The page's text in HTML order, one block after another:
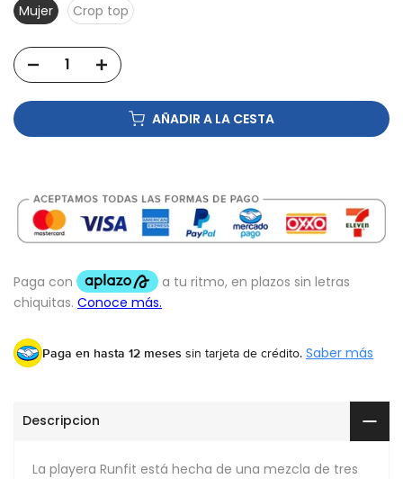
Mujer
Crop top
AÑADIR A LA CESTA
Paga en hasta 12 meses sin tarjeta de crédito. Saber más
Descripcion
La playera Runfit está hecha de una mezcla de tres